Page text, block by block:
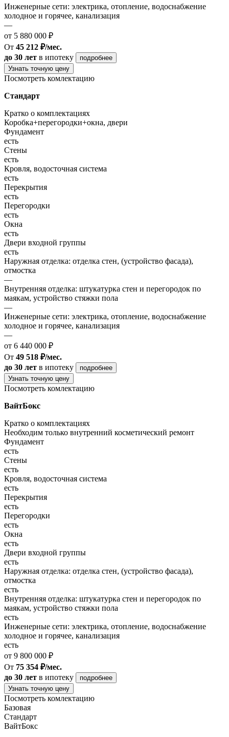
Инженерные сети: электрика, отопление, водоснабжение
холодное и горячее, канализация
—
от 5 880 000 ₽
От 45 212 ₽/мес.
до 30 лет в ипотеку
подробнее
Узнать точную цену
Посмотреть комлектацию
Стандарт
Кратко о комплектациях
Коробка+перегородки+окна, двери
Фундамент
есть
Стены
есть
Кровля, водосточная система
есть
Перекрытия
есть
Перегородки
есть
Окна
есть
Двери входной группы
есть
Наружная отделка: отделка стен, (устройство фасада),
отмостка
—
Внутренняя отделка: штукатурка стен и перегородок по
маякам, устройство стяжки пола
—
Инженерные сети: электрика, отопление, водоснабжение
холодное и горячее, канализация
—
от 6 440 000 ₽
От 49 518 ₽/мес.
до 30 лет в ипотеку
подробнее
Узнать точную цену
Посмотреть комлектацию
ВайтБокс
Кратко о комплектациях
Необходим только внутренний косметический ремонт
Фундамент
есть
Стены
есть
Кровля, водосточная система
есть
Перекрытия
есть
Перегородки
есть
Окна
есть
Двери входной группы
есть
Наружная отделка: отделка стен, (устройство фасада),
отмостка
есть
Внутренняя отделка: штукатурка стен и перегородок по
маякам, устройство стяжки пола
есть
Инженерные сети: электрика, отопление, водоснабжение
холодное и горячее, канализация
есть
от 9 800 000 ₽
От 75 354 ₽/мес.
до 30 лет в ипотеку
подробнее
Узнать точную цену
Посмотреть комлектацию
Базовая
Стандарт
ВайтБокс